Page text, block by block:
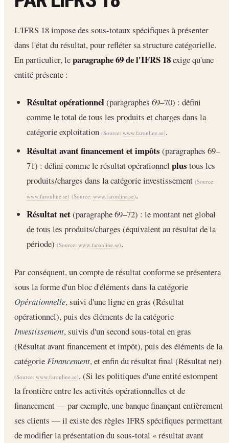
L'IFRS 18 impose des sous-totaux spécifiques à présenter
dans l'état du résultat, pour refléter sa structure catégorielle.
En particulier, leparagraphe 69 de l'IFRS 18exige qu'une
entité présente :
Résultat opérationnel(paragraphes 69–70) : défini
comme le total de tous les produits et charges dans la
catégorie exploitation (Source: www.faronline.se).
Résultat avant financement et impôts (paragraphes 69–
71) : défini comme le résultat opérationnel plus tous les
produits/charges dans la catégorie investissement (Source:
www.faronline.se) (Source: www.faronline.se).
Résultat net(paragraphe 69–72) : le montant net global
de tous les produits/charges (équivalent au résultat de la
période) (Source: www.faronline.se).
Par conséquent, un compte de résultat conforme se présentera
sous la forme d'un bloc d'éléments dans la catégorie
Opérationnelle, suivi d'une ligne en gras (Résultat
opérationnel), puis des éléments de la catégorie
Investissement, suivis d'un second sous-total en gras
(Résultat avant financement et impôt), puis des éléments de la
catégorieFinancement, et enfin du résultat final (Résultat net)
(Source: www.faronline.se). (Si les politiques d'une entité estompent
la frontière entre les activités opérationnelles et de
financement — par exemple, une banque finançant entièrement
ses clients — il existe des règles IFRS spécifiques permettant
de modifier la présentation du sous-total « résultat avant